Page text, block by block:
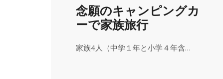
念願のキャンピングカ
ーで家族旅行
家族4人（中学１年と小学４年含…